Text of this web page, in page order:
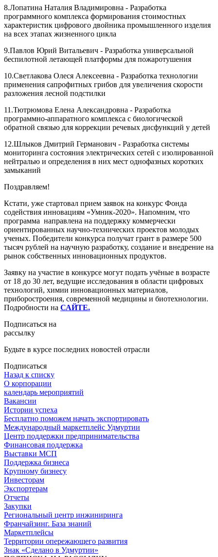
8.Лопатина Наталия Владимировна - Разработка
программного комплекса формирования стоимостных
характеристик цифрового двойника промышленного изделия
на всех этапах жизненного цикла
9.Павлов Юрий Витальевич - Разработка универсальной
беспилотной летающей платформы для пожаротушения
10.Светлакова Олеся Алексеевна - Разработка технологии
применения сапрофитных грибов для увеличения скорости
разложения лесной подстилки
11.Тютрюмова Елена Александровна - Разработка
программно-аппаратного комплекса с биологической
обратной связью для коррекции речевых дисфункций у детей
12.Шлыков Дмитрий Германович - Разработка системы
мониторинга состояния электрических сетей с изолированной
нейтралью и определения в них мест однофазных коротких
замыканий
Поздравляем!
Кстати, уже стартовал прием заявок на конкурс Фонда
содействия инновациям «Умник-2020». Напомним, что
программа направлена на поддержку коммерчески
ориентированных научно-технических проектов молодых
ученых. Победители конкурса получат грант в размере 500
тысяч рублей на научную разработку, создание и внедрение на
рынок собственных инновационных продуктов.
Заявку на участие в конкурсе могут подать учёные в возрасте
от 18 до 30 лет, ведущие исследования в области цифровых
технологий, химии инновационных материалов,
приборостроения, современной медицины и биотехнологии.
Подробности на САЙТЕ.
Подписаться на
рассылку
Будьте в курсе последних новостей отрасли
Подписаться
Назад к списку
О корпорации
календарь мероприятий
Вакансии
Истории успеха
Бесплатно поможем начать экспортировать
Международный маркетплейс Удмуртии
Центр поддержки предпринимательства
Финансовая поддержка
Выставки МСП
Поддержка бизнеса
Крупному бизнесу
Инвесторам
Экспортерам
Отчеты
Закупки
Региональный центр инжиниринга
Франчайзинг. База знаний
Маркетплейсы
Территории опережающего развития
Знак «Сделано в Удмуртии»